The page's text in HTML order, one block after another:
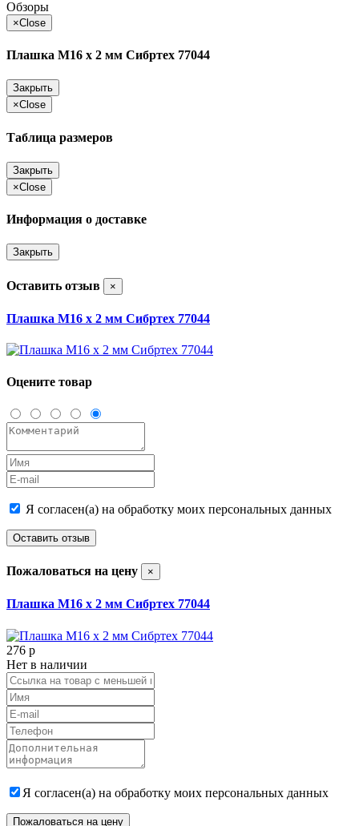
Обзоры
×Close
Плашка М16 х 2 мм Сибртех 77044
Закрыть
×Close
Таблица размеров
Закрыть
×Close
Информация о доставке
Закрыть
Оставить отзыв ×
Плашка М16 х 2 мм Сибртех 77044
Оцените товар
Я согласен(а) на обработку моих персональных данных
Оставить отзыв
Пожаловаться на цену ×
Плашка М16 х 2 мм Сибртех 77044
276 p
Нет в наличии
Я согласен(а) на обработку моих персональных данных
Пожаловаться на цену